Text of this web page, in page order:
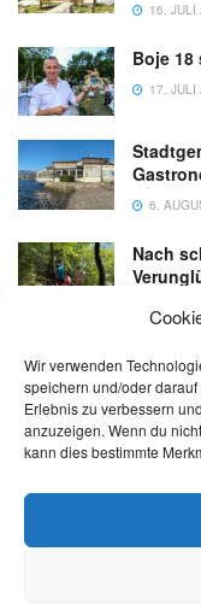
Wir verwenden
speichern und/oder
Erlebnis zu verbessern
anzuzeigen. Wenn du
kann dies bestimmte
16. JULI
Boje 18
17. JULI
6.
Nach